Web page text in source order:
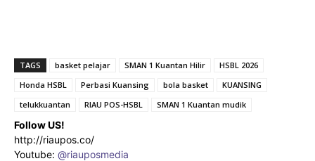
TAGS basket pelajar SMAN 1 Kuantan Hilir
HSBL 2026
Honda HSBL
Perbasi Kuansing bola basket
KUANSING
telukkuantan
RIAU POS-HSBL SMAN 1 Kuantan mudik
Follow US!
http://riaupos.co/
Youtube: @riauposmedia